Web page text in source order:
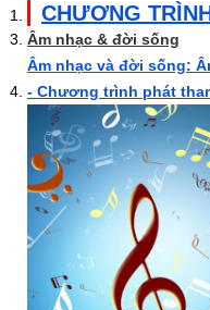
CHƯƠNG
Âm nhạc & đời sống
Âm nhạc và đời sống:
- Chương trình phát